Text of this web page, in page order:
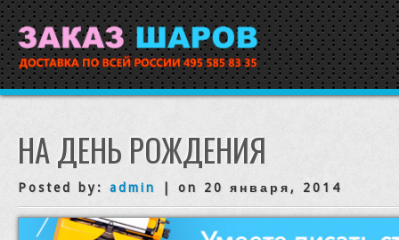
НА ДЕНЬ РОЖДЕНИЯ
Posted by: admin | on 20 января, 2014